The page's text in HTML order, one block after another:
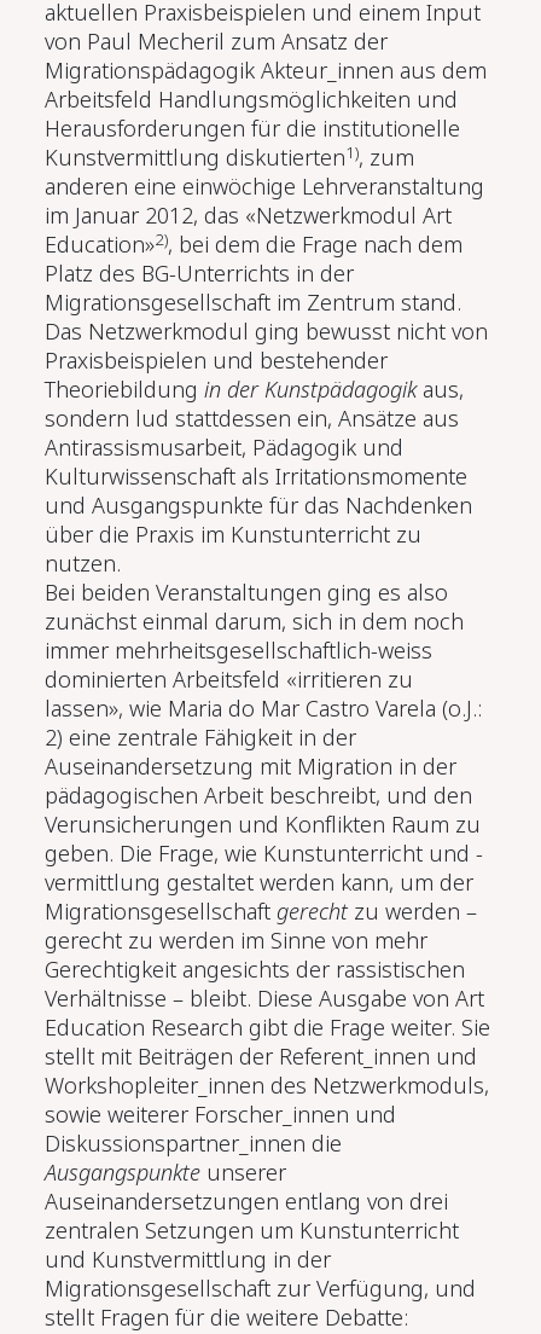
aktuellen Praxisbeispielen und einem Input
von Paul Mecheril zum Ansatz der
Migrationspädagogik Akteur_innen aus dem
Arbeitsfeld Handlungsmöglichkeiten und
Herausforderungen für die institutionelle
Kunstvermittlung diskutierten1), zum
anderen eine einwöchige Lehrveranstaltung
im Januar 2012, das «Netzwerkmodul Art
Education»2), bei dem die Frage nach dem
Platz des BG-Unterrichts in der
Migrationsgesellschaft im Zentrum stand.
Das Netzwerkmodul ging bewusst nicht von
Praxisbeispielen und bestehender
Theoriebildungin der Kunstpädagogikaus,
sondern lud stattdessen ein, Ansätze aus
Antirassismusarbeit, Pädagogik und
Kulturwissenschaft als Irritationsmomente
und Ausgangspunkte für das Nachdenken
über die Praxis im Kunstunterricht zu
nutzen.
Bei beiden Veranstaltungen ging es also
zunächst einmal darum, sich in dem noch
immer mehrheitsgesellschaftlich-weiss
dominierten Arbeitsfeld «irritieren zu
lassen», wie Maria do Mar Castro Varela (o.J.:
2) eine zentrale Fähigkeit in der
Auseinandersetzung mit Migration in der
pädagogischen Arbeit beschreibt, und den
Verunsicherungen und Konflikten Raum zu
geben. Die Frage, wie Kunstunterricht und -
vermittlung gestaltet werden kann, um der
Migrationsgesellschaft gerecht zu werden –
gerecht zu werden im Sinne von mehr
Gerechtigkeit angesichts der rassistischen
Verhältnisse – bleibt. Diese Ausgabe von Art
Education Research gibt die Frage weiter. Sie
stellt mit Beiträgen der Referent_innen und
Workshopleiter_innen des Netzwerkmoduls,
sowie weiterer Forscher_innen und
Diskussionspartner_innen die
Ausgangspunkte unserer
Auseinandersetzungen entlang von drei
zentralen Setzungen um Kunstunterricht
und Kunstvermittlung in der
Migrationsgesellschaft zur Verfügung, und
stellt Fragen für die weitere Debatte: